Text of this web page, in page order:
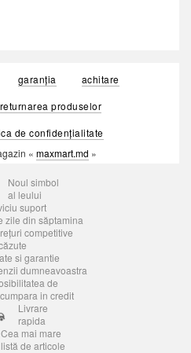
garanția
achitare
returnarea produselor
de confidențialitate
« maxmart.md »
Noul simbol
al leului
suport
zile din săptamina
competitive
si garantie
dumneavoastra
de
in credit
Livrare
rapida
Cea mai mare
listă de articole